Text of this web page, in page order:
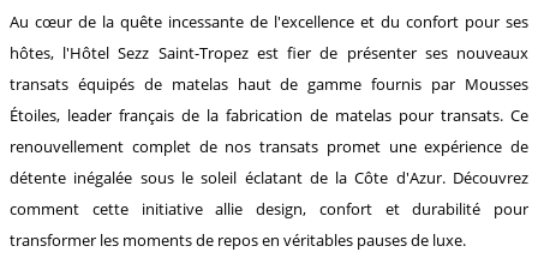
Au cœur de la quête incessante de l'excellence et du confort pour ses
hôtes, l'Hôtel Sezz Saint-Tropez est fier de présenter ses nouveaux
transats équipés de matelas haut de gamme fournis par Mousses
Étoiles, leader français de la fabrication de matelas pour transats. Ce
renouvellement complet de nos transats promet une expérience de
détente inégalée sous le soleil éclatant de la Côte d'Azur. Découvrez
comment cette initiative allie design, confort et durabilité pour
transformer les moments de repos en véritables pauses de luxe.